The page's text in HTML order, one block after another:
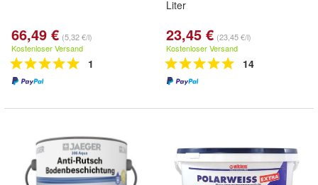
66,49 € (5,32 €/l)
Kostenloser Versand
1
Liter
23,45 € (23,45 €/l)
Kostenloser Versand
14